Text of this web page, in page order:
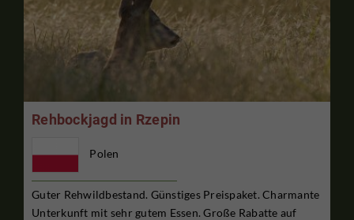
Rehbockjagd in Rzepin
Polen
Guter Rehwildbestand. Günstiges Preispaket. Charmante
Unterkunft mit sehr gutem Essen. Große Rabatte auf